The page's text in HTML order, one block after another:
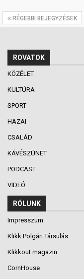
RÉGEBBI BEJEGYZÉSEK
ROVATOK
KÖZÉLET
KULTÚRA
SPORT
HAZAI
CSALÁD
KÁVÉSZÜNET
PODCAST
VIDEÓ
RÓLUNK
Impresszum
Klikk Polgári Társulás
Klikkout magazin
CornHouse